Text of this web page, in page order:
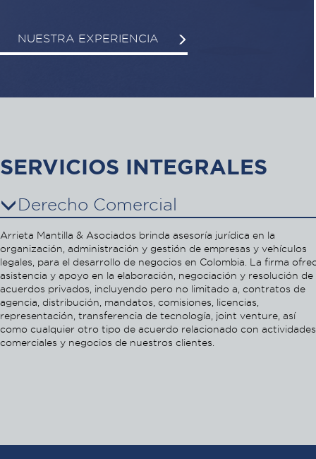
NUESTRA EXPERIENCIA
SERVICIOS INTEGRALES
Derecho Comercial
Arrieta Mantilla & Asociados brinda asesoría jurídica en la
organización, administración y gestión de empresas y vehículos
legales, para el desarrollo de negocios en Colombia. La firma
asistencia y apoyo en la elaboración, negociación y resolución de
acuerdos privados, incluyendo pero no limitado a, contratos de
agencia, distribución, mandatos, comisiones, licencias,
representación, transferencia de tecnología, joint venture, así
como cualquier otro tipo de acuerdo relacionado con actividades
comerciales y negocios de nuestros clientes.